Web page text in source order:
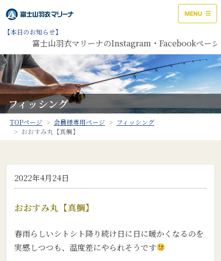
MENU
【本日のお知らせ】
富士山羽衣マリーナのInstagram・Facebookページを
フィッシング
TOPページ 会員様専用ページ
フィッシング
おおすみ丸【真鯛】
2022年4月24日
おおすみ丸【真鯛】
春雨らしいシトシト降り続け日に日に暖かくなるのを
実感しつつも、温度差にやられそうです